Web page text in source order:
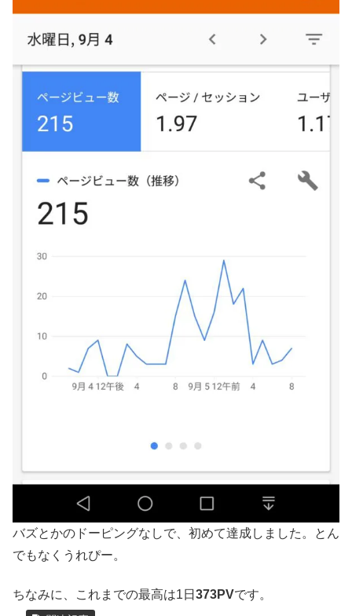
バズとかのドーピングなしで、初めて達成しました。とん
でもなくうれぴー。
ちなみに、これまでの最高は1日 373PVです。